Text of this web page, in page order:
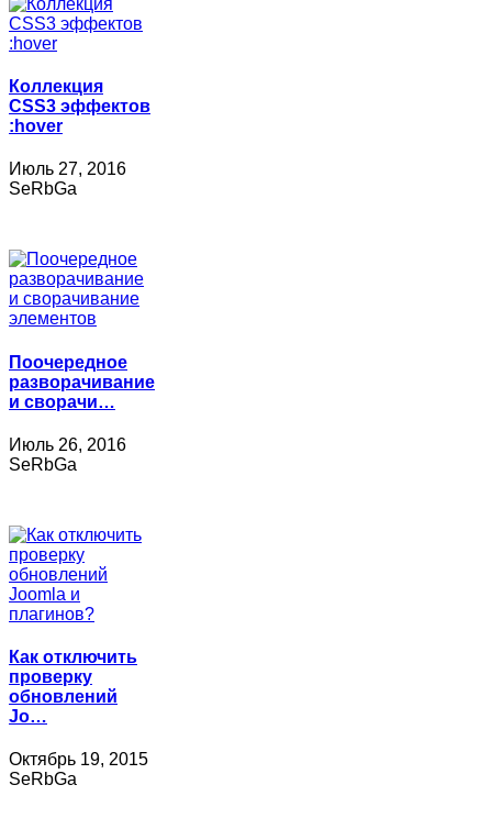
Коллекция
CSS3 эффектов
:hover
Июль 27, 2016
SeRbGa
Поочередное
разворачивание
и сворачи…
Июль 26, 2016
SeRbGa
Как отключить
проверку
обновлений
Jo…
Октябрь 19, 2015
SeRbGa